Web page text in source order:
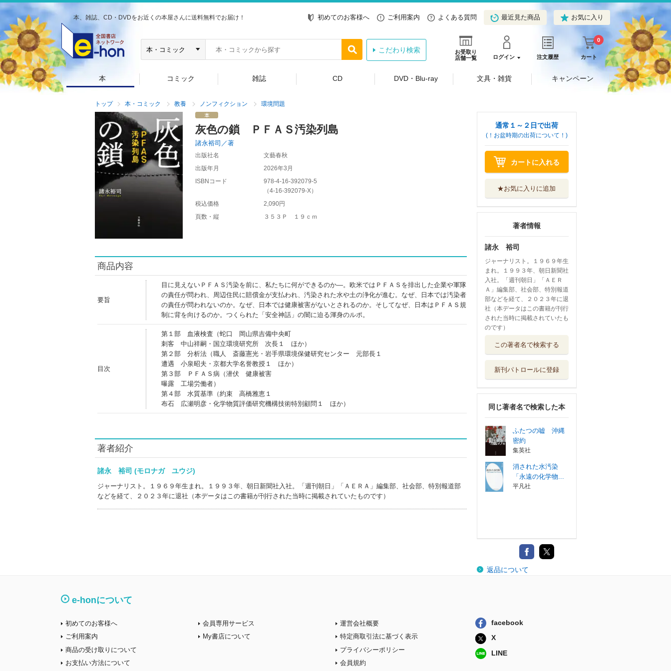
本、雑誌、CD・DVDをお近くの本屋さんに送料無料でお届け！ 初めてのお客様へ ご利用案内 よくある質問 最近見た商品 お気に入り
お受取り
店舗一覧
ログイン 注文履歴 カート
0
こだわり検索
本 コミック 雑誌 CD DVD・Blu-ray 文具・雑貨 キャンペーン
トップ 本・コミック 教養 ノンフィクション 環境問題
灰色の鎖 ＰＦＡＳ汚染列島
諸永裕司／著
出版社名
文藝春秋
出版年月
2026年3月
ISBNコード
978-4-16-392079-5
（4-16-392079-X）
税込価格
2,090円
頁数・縦
３５３Ｐ １９ｃｍ
商品内容
要旨
目に見えないＰＦＡＳ汚染を前に、私たちに何ができるのか―。欧米ではＰＦＡＳを排出した企業や軍隊
の責任が問われ、周辺住民に賠償金が支払われ、汚染された水や土の浄化が進む。なぜ、日本では汚染者
の責任が問われないのか。なぜ、日本では健康被害がないとされるのか。そしてなぜ、日本はＰＦＡＳ規
制に背を向けるのか。つくられた「安全神話」の闇に迫る渾身のルポ。
目次
第１部 血液検査（蛇口 岡山県吉備中央町
刺客 中山祥嗣・国立環境研究所 次長１ ほか）
第２部 分析法（職人 斎藤憲光・岩手県環境保健研究センター 元部長１
遭遇 小泉昭夫・京都大学名誉教授１ ほか）
第３部 ＰＦＡＳ病（潜伏 健康被害
曝露 工場労働者）
第４部 水質基準（約束 高橋雅恵１
布石 広瀬明彦・化学物質評価研究機構技術特別顧問１ ほか）
著者紹介
諸永 裕司 (モロナガ ユウジ)
ジャーナリスト。１９６９年生まれ。１９９３年、朝日新聞社入社。「週刊朝日」「ＡＥＲＡ」編集部、社会部、特別報道部
などを経て、２０２３年に退社（本データはこの書籍が刊行された当時に掲載されていたものです）
通常１～２日で出荷
(！お盆時期の出荷について！)
カートに入れる
★お気に入りに追加
著者情報
諸永 裕司
ジャーナリスト。１９６９年生
まれ。１９９３年、朝日新聞社
入社。「週刊朝日」「ＡＥＲ
Ａ」編集部、社会部、特別報道
部などを経て、２０２３年に退
社（本データはこの書籍が刊行
された当時に掲載されていたも
のです）
この著者名で検索する
新刊パトロールに登録
同じ著者名で検索した本
ふたつの嘘 沖縄
密約
集英社
消された水汚染
「永遠の化学物...
平凡社
返品について
e-honについて
初めてのお客様へ
ご利用案内
商品の受け取りについて
お支払い方法について
会員専用サービス
My書店について
運営会社概要
特定商取引法に基づく表示
プライバシーポリシー
会員規約
facebook
X
LINE